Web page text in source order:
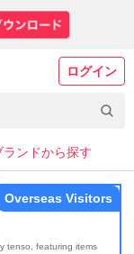
ログイン
ランドから探す
tenso, featuring items
Overseas Visitors